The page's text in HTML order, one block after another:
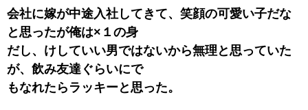
会社に嫁が中途入社してきて、笑顔の可愛い子だな
と思ったが俺は×１の身
だし、けしていい男ではないから無理と思っていた
が、飲み友達ぐらいにで
もなれたらラッキーと思った。